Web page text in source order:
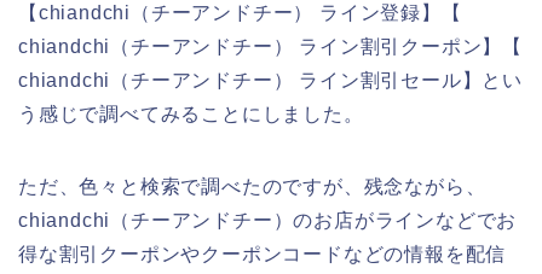
【chiandchi（チーアンドチー） ライン登録】【
chiandchi（チーアンドチー） ライン割引クーポン】【
chiandchi（チーアンドチー） ライン割引セール】とい
う感じで調べてみることにしました。
ただ、色々と検索で調べたのですが、残念ながら、
chiandchi（チーアンドチー）のお店がラインなどでお
得な割引クーポンやクーポンコードなどの情報を配信